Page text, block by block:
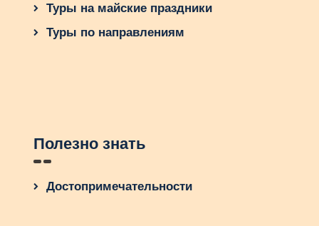
Туры на майские праздники
Туры по направлениям
Полезно знать
Достопримечательности